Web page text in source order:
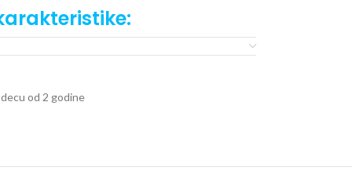
za decu od godinu dana i starije
od 2 godine